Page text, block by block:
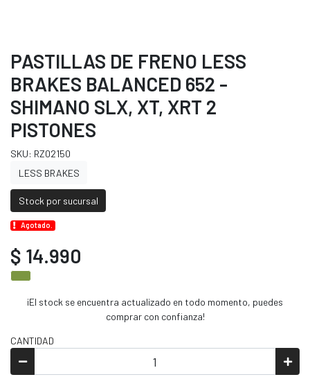
PASTILLAS DE FRENO LESS
BRAKES BALANCED 652 -
SHIMANO SLX, XT, XRT 2
PISTONES
SKU: RZ02150
LESS BRAKES
Stock por sucursal
Agotado.
$ 14.990
¡El stock se encuentra actualizado en todo momento, puedes
comprar con confianza!
CANTIDAD